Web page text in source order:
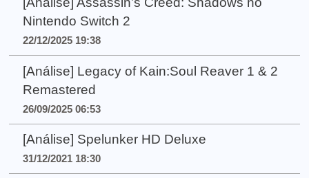
Nintendo Switch 2
22/12/2025 19:38
[Análise] Legacy of Kain:Soul Reaver 1 & 2
Remastered
26/09/2025 06:53
[Análise] Spelunker HD Deluxe
31/12/2021 18:30